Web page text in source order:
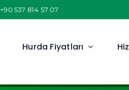
+90 537 814 57 07
Hurda Fiyatları